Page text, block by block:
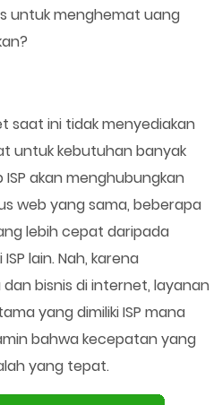
untuk menghemat uang
saat ini tidak menyediakan
untuk kebutuhan banyak
ISP akan menghubungkan
web yang sama, beberapa
lebih cepat daripada
lain. Nah, karena
bisnis di internet, layanan
yang dimiliki ISP mana
bahwa kecepatan yang
yang tepat.